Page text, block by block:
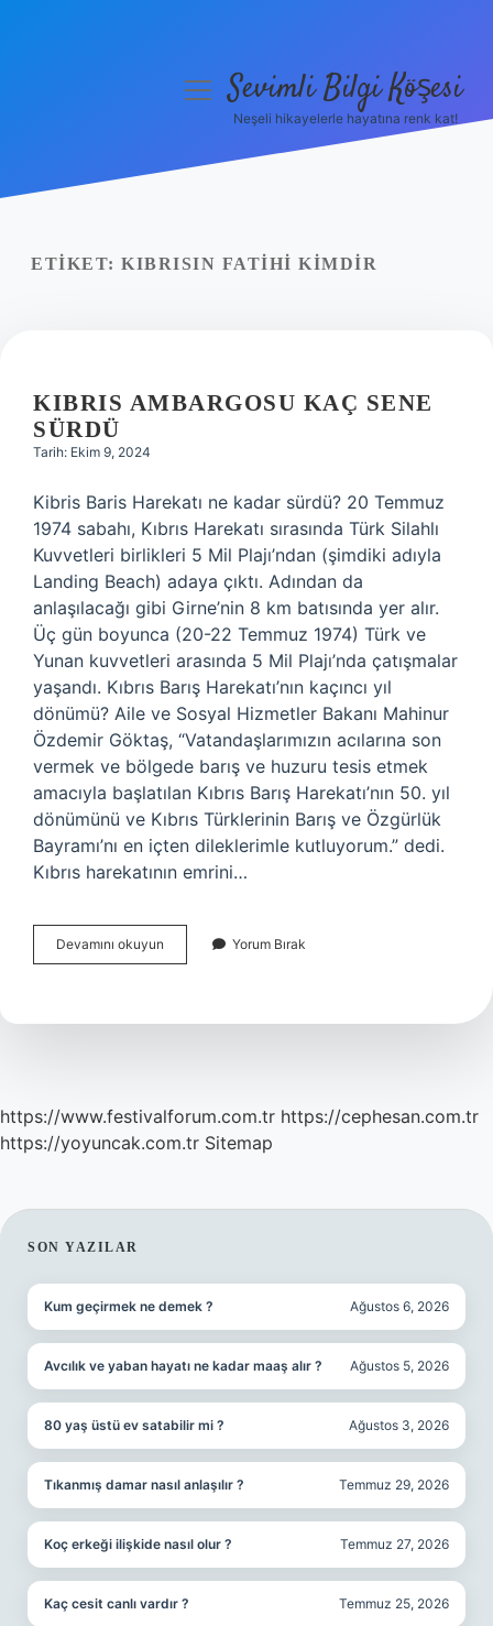
Yasal Uyarı
menüyüSevimli Bilgi Köşesi
Neşeli hikayelerle hayatına renk kat!
ETIKET: KIBRISIN FATIHI KIMDIR
KIBRIS AMBARGOSU KAÇ SENE
SÜRDÜ
Tarih: Ekim 9, 2024
Kibris Baris Harekatı ne kadar sürdü? 20 Temmuz
1974 sabahı, Kıbrıs Harekatı sırasında Türk Silahlı
Kuvvetleri birlikleri 5 Mil Plajı’ndan (şimdiki adıyla
Landing Beach) adaya çıktı. Adından da
anlaşılacağı gibi Girne’nin 8 km batısında yer alır.
Üç gün boyunca (20-22 Temmuz 1974) Türk ve
Yunan kuvvetleri arasında 5 Mil Plajı’nda çatışmalar
yaşandı. Kıbrıs Barış Harekatı’nın kaçıncı yıl
dönümü? Aile ve Sosyal Hizmetler Bakanı Mahinur
Özdemir Göktaş, “Vatandaşlarımızın acılarına son
vermek ve bölgede barış ve huzuru tesis etmek
amacıyla başlatılan Kıbrıs Barış Harekatı’nın 50. yıl
dönümünü ve Kıbrıs Türklerinin Barış ve Özgürlük
Bayramı’nı en içten dileklerimle kutluyorum.” dedi.
Kıbrıs harekatının emrini…
Devamını okuyun
Ambargosu
Sürdü
Yorum Bırak
https://www.festivalforum.com.tr https://cephesan.com.tr
https://yoyuncak.com.tr Sitemap
SIDEBAR
SON YAZILAR
Kum geçirmek ne demek ? Ağustos 6, 2026
Avcılık ve yaban hayatı ne kadar maaş alır ? Ağustos 5, 2026
80 yaş üstü ev satabilir mi ? Ağustos 3, 2026
Tıkanmış damar nasıl anlaşılır ? Temmuz 29, 2026
Koç erkeği ilişkide nasıl olur ? Temmuz 27, 2026
Kaç cesit canlı vardır ? Temmuz 25, 2026